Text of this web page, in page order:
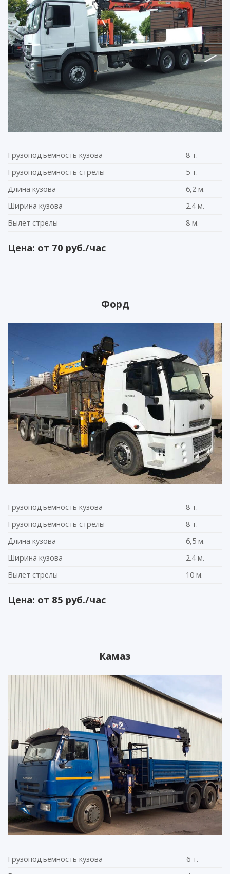
Грузоподъемность кузова
8 т.
Грузоподъемность стрелы
5 т.
Длина кузова
6,2 м.
Ширина кузова
2.4 м.
Вылет стрелы
8 м.
Цена: от 70 руб./час
Форд
Грузоподъемность кузова
8 т.
Грузоподъемность стрелы
8 т.
Длина кузова
6,5 м.
Ширина кузова
2.4 м.
Вылет стрелы
10 м.
Цена: от 85 руб./час
Камаз
Грузоподъемность кузова
6 т.